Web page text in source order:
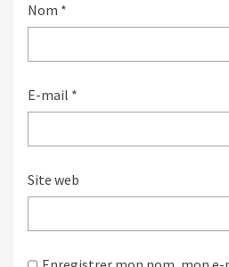
Nom *
E-mail *
Site web